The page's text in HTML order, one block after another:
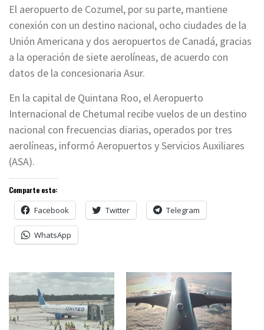
El aeropuerto de Cozumel, por su parte, mantiene
conexión con un destino nacional, ocho ciudades de la
Unión Americana y dos aeropuertos de Canadá, gracias
a la operación de siete aerolíneas, de acuerdo con
datos de la concesionaria Asur.
En la capital de Quintana Roo, el Aeropuerto
Internacional de Chetumal recibe vuelos de un destino
nacional con frecuencias diarias, operados por tres
aerolíneas, informó Aeropuertos y Servicios Auxiliares
(ASA).
Comparte esto:
Facebook Twitter Telegram
WhatsApp